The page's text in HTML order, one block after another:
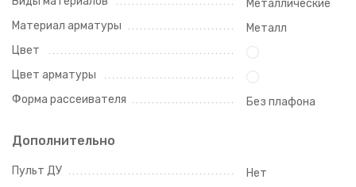
Металлические
Материал арматуры
Металл
Цвет
Цвет арматуры
Форма рассеивателя
Без плафона
Дополнительно
Пульт ДУ
Нет